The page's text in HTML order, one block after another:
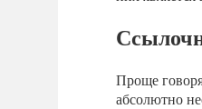
Проще
абсолютно